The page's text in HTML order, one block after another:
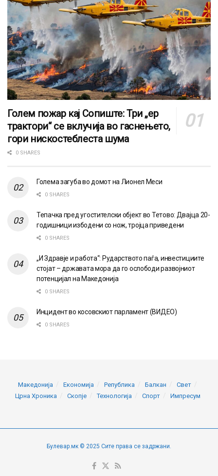
Голем пожар кај Сопиште: Три „ер
трактори“ се вклучија во гаснењето,
гори нискостеблеста шума
0 SHARES
Голема загуба во домот на Лионел Меси
0 SHARES
Тепачка пред угостителски објект во Тетово: Двајца 20-
годишници избодени со нож, тројца приведени
0 SHARES
„И Здравје и работа“: Рударството паѓа, инвестициите
стојат – државата мора да го ослободи развојниот
потенцијал на Македонија
0 SHARES
Инцидент во косовскиот парламент (ВИДЕО)
0 SHARES
Македонија Економија Република Балкан
Свет
Црна Хроника
Скопје Технологија Спорт Импресум
Булевар.мк © 2025 Сите права се задржани.